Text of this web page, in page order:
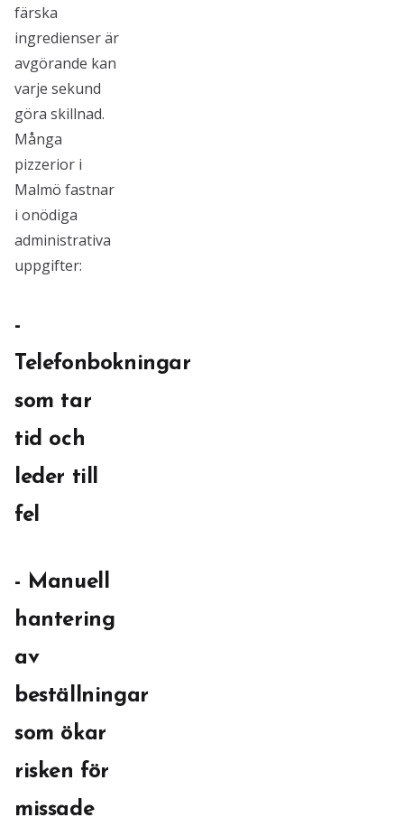
färska
ingredienser är
avgörande kan
varje sekund
göra skillnad.
Många
pizzerior i
Malmö fastnar
i onödiga
administrativa
uppgifter:
-
Telefonbokningar
som tar
tid och
leder till
fel
- Manuell
hantering
av
beställningar
som ökar
risken för
missade